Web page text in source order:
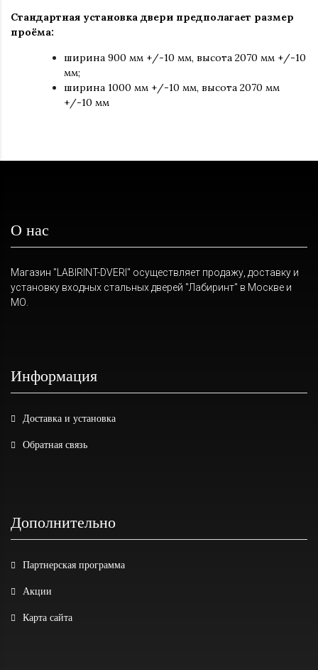
Стандартная установка двери предполагает размер
проёма:
ширина 900 мм +/-10 мм, высота 2070 мм +/-10
мм;
ширина 1000 мм +/-10 мм, высота 2070 мм
+/-10 мм
О нас
Магазин "LABIRINT-DVERI" осуществляет продажу, доставку и
установку входных стальных дверей "Лабиринт" в Москве и
МО.
Информация
Доставка и установка
Обратная связь
Дополнительно
Партнерская программа
Акции
Карта сайта